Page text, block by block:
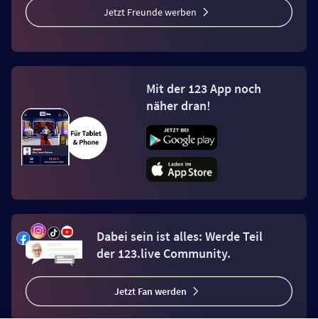
Jetzt Freunde werben
Mit der 123 App noch
näher dran!
Dabei sein ist alles: Werde Teil
der 123.live Community.
Jetzt Fan werden